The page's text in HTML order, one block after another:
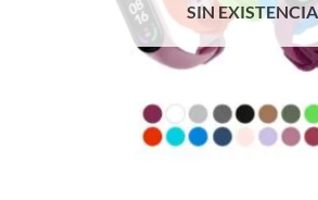
SIN